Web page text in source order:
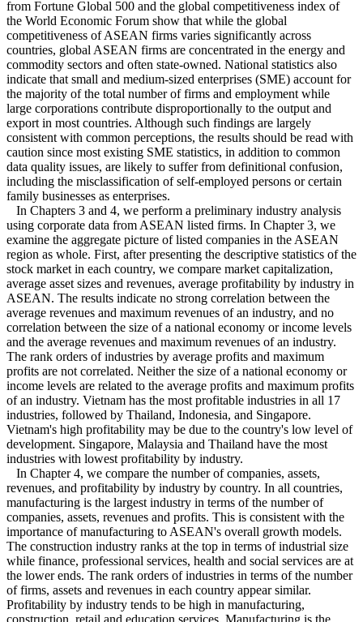
from Fortune Global 500 and the global competitiveness index of
the World Economic Forum show that while the global
competitiveness of ASEAN firms varies significantly across
countries, global ASEAN firms are concentrated in the energy and
commodity sectors and often state-owned. National statistics also
indicate that small and medium-sized enterprises (SME) account for
the majority of the total number of firms and employment while
large corporations contribute disproportionally to the output and
export in most countries. Although such findings are largely
consistent with common perceptions, the results should be read with
caution since most existing SME statistics, in addition to common
data quality issues, are likely to suffer from definitional confusion,
including the misclassification of self-employed persons or certain
family businesses as enterprises.
In Chapters 3 and 4, we perform a preliminary industry analysis
using corporate data from ASEAN listed firms. In Chapter 3, we
examine the aggregate picture of listed companies in the ASEAN
region as whole. First, after presenting the descriptive statistics of the
stock market in each country, we compare market capitalization,
average asset sizes and revenues, average profitability by industry in
ASEAN. The results indicate no strong correlation between the
average revenues and maximum revenues of an industry, and no
correlation between the size of a national economy or income levels
and the average revenues and maximum revenues of an industry.
The rank orders of industries by average profits and maximum
profits are not correlated. Neither the size of a national economy or
income levels are related to the average profits and maximum profits
of an industry. Vietnam has the most profitable industries in all 17
industries, followed by Thailand, Indonesia, and Singapore.
Vietnam's high profitability may be due to the country's low level of
development. Singapore, Malaysia and Thailand have the most
industries with lowest profitability by industry.
In Chapter 4, we compare the number of companies, assets,
revenues, and profitability by industry by country. In all countries,
manufacturing is the largest industry in terms of the number of
companies, assets, revenues and profits. This is consistent with the
importance of manufacturing to ASEAN's overall growth models.
The construction industry ranks at the top in terms of industrial size
while finance, professional services, health and social services are at
the lower ends. The rank orders of industries in terms of the number
of firms, assets and revenues in each country appear similar.
Profitability by industry tends to be high in manufacturing,